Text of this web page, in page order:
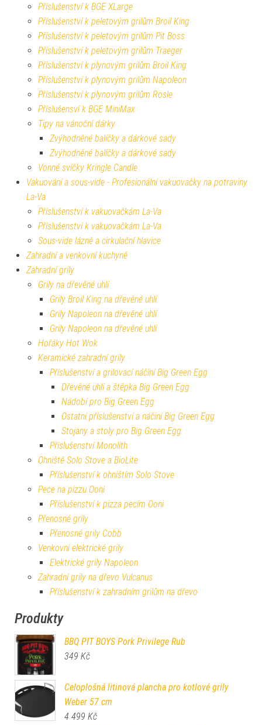
Příslušenství k BGE XLarge
Příslušenství k peletovým grilům Broil King
Příslušenství k peletovým grilům Pit Boss
Příslušenství k peletovým grilům Traeger
Příslušenství k plynovým grilům Broil King
Příslušenství k plynovým grilům Napoleon
Příslušenství k plynovým grilům Rösle
Příslušensví k BGE MiniMax
Tipy na vánoční dárky
Zvýhodněné balíčky a dárkové sady
Zvýhodněné balíčky a dárkové sady
Vonné svíčky Kringle Candle
Vakuování a sous-vide - Profesionální vakuovačky na potraviny
La-Va
Příslušenství k vakuovačkám La-Va
Příslušenství k vakuovačkám La-Va
Sous-vide lázně a cirkulační hlavice
Zahradní a venkovní kuchyně
Zahradní grily
Grily na dřevěné uhlí
Grily Broil King na dřevěné uhlí
Grily Napoleon na dřevěné uhlí
Grily Napoleon na dřevěné uhlí
Hořáky Hot Wok
Keramické zahradní grily
Příslušenství a grilovací náčiní Big Green Egg
Dřevěné uhlí a štěpka Big Green Egg
Nádobí pro Big Green Egg
Ostatní příslušenství a náčiní Big Green Egg
Stojany a stoly pro Big Green Egg
Příslušenství Monolith
Ohniště Solo Stove a BioLite
Příslušenství k ohništím Solo Stove
Pece na pizzu Ooni
Příslušenství k pizza pecím Ooni
Přenosné grily
Přenosné grily Cobb
Venkovní elektrické grily
Elektrické grily Napoleon
Zahradní grily na dřevo Vulcanus
Příslušenství k zahradním grilům na dřevo
Produkty
BBQ PIT BOYS Pork Privilege Rub
349 Kč
Celoplošná litinová plancha pro kotlové grily
Weber 57 cm
4 499 Kč